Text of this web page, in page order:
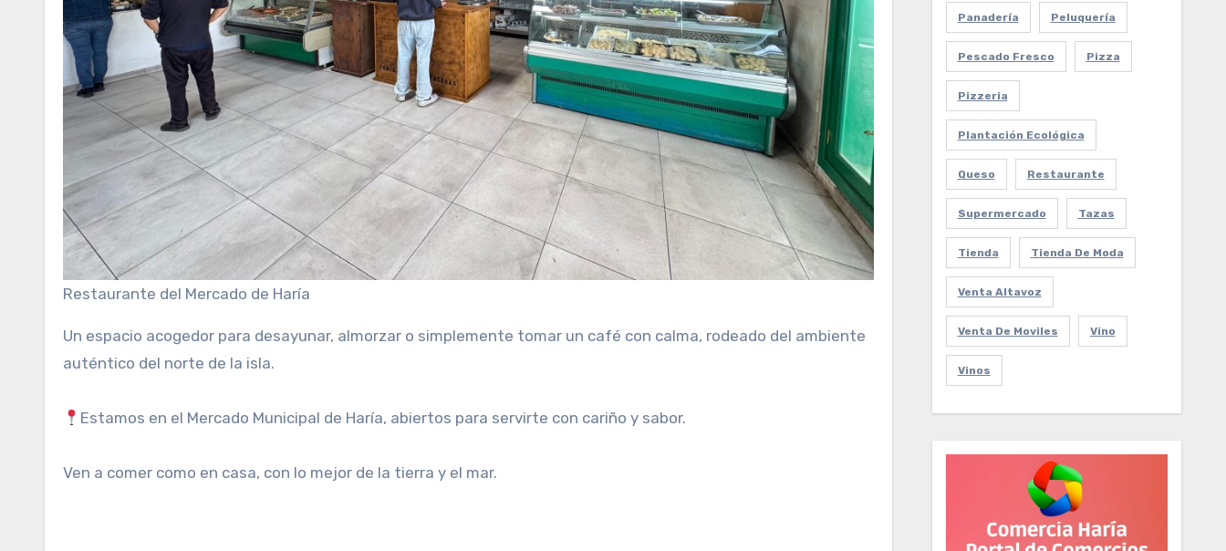
Restaurante del Mercado de Haría
Un espacio acogedor para desayunar, almorzar o simplemente tomar un café con calma, rodeado del ambiente
auténtico del norte de la isla.
Estamos en el Mercado Municipal de Haría, abiertos para servirte con cariño y sabor.
Ven a comer como en casa, con lo mejor de la tierra y el mar.
Panadería Peluquería
Pescado Fresco Pizza
Pizzeria
Plantación Ecológica
Queso Restaurante
Supermercado Tazas
Tienda Tienda De Moda
Venta Altavoz
Venta De Moviles Vino
Vinos